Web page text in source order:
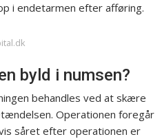
i endetarmen efter afføring.
byld i numsen?
behandles ved at skære
Operationen foregår
såret efter operationen er